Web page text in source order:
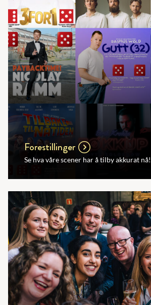
Forestillinger
Se hva våre scener har å tilby akkurat nå!